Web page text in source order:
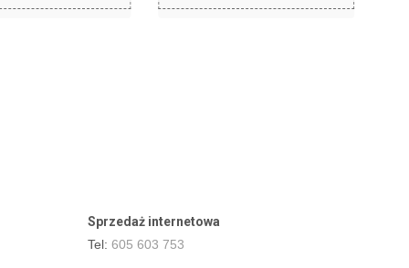
Sprzedaż internetowa
Tel: 605 603 753